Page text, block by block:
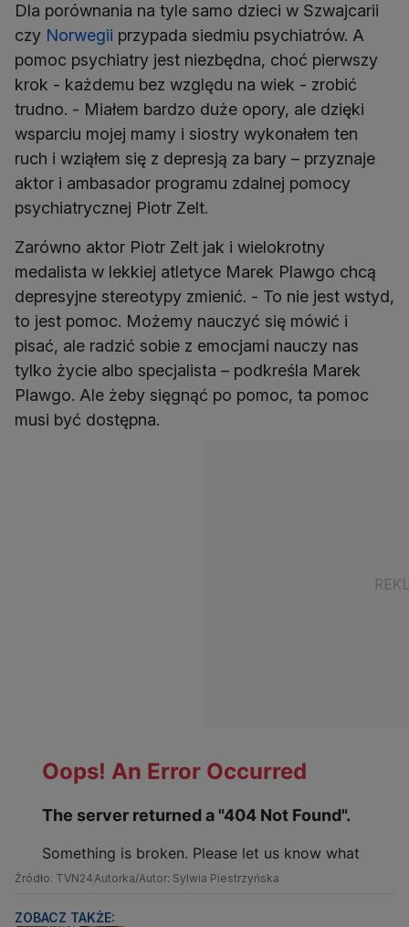
Dla porównania na tyle samo dzieci w Szwajcarii
czy Norwegii przypada siedmiu psychiatrów. A
pomoc psychiatry jest niezbędna, choć pierwszy
krok - każdemu bez względu na wiek - zrobić
trudno. - Miałem bardzo duże opory, ale dzięki
wsparciu mojej mamy i siostry wykonałem ten
ruch i wziąłem się z depresją za bary – przyznaje
aktor i ambasador programu zdalnej pomocy
psychiatrycznej Piotr Zelt.
Zarówno aktor Piotr Zelt jak i wielokrotny
medalista w lekkiej atletyce Marek Plawgo chcą
depresyjne stereotypy zmienić. - To nie jest wstyd,
to jest pomoc. Możemy nauczyć się mówić i
pisać, ale radzić sobie z emocjami nauczy nas
tylko życie albo specjalista – podkreśla Marek
Plawgo. Ale żeby sięgnąć po pomoc, ta pomoc
musi być dostępna.
Źródło: TVN24Autorka/Autor: Sylwia Piestrzyńska
ZOBACZ TAKŻE: